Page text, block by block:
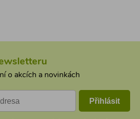
o akcích a novinkách
Přihlásit